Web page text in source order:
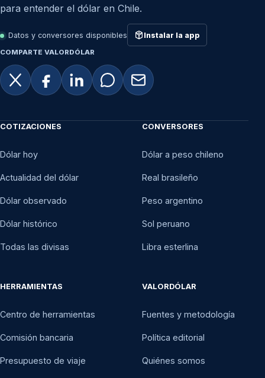
para entender el dólar en Chile.
Datos y conversores disponibles Instalar la app
COMPARTE VALORDÓLAR
COTIZACIONES
Dólar hoy
Actualidad del dólar
Dólar observado
Dólar histórico
Todas las divisas
CONVERSORES
Dólar a peso chileno
Real brasileño
Peso argentino
Sol peruano
Libra esterlina
HERRAMIENTAS
Centro de herramientas
Comisión bancaria
Presupuesto de viaje
VALORDÓLAR
Fuentes y metodología
Política editorial
Quiénes somos